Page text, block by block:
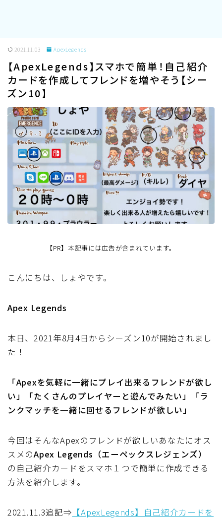
2021.11.03 ApexLegends
【ApexLegends】スマホで簡単！自己紹介
カードを作成してフレンドを増やそう【シー
ズン10】
【PR】本記事には広告が含まれています。
こんにちは、しょやです。
Apex Legends
本日、2021年8月4日からシーズン10が開始されまし
た！
「Apexを気軽に一緒にプレイ出来るフレンドが欲し
い」「たくさんのプレイヤーと遊んでみたい」「ラ
ンクマッチを一緒に回せるフレンドが欲しい」
今回はそんなApexのフレンドが欲しいあなたにオス
スメのApex Legends（エーペックスレジェンズ）
の自己紹介カードをスマホ１つで簡単に作成できる
方法を紹介します。
2021.11.3追記⇒ 【ApexLegends】自己紹介カードを